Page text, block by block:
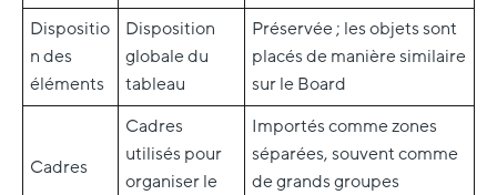
Dispositio
n des
éléments
Disposition
globale du
tableau
Préservée ; les objets sont
placés de manière similaire
sur le Board
Cadres
Cadres
utilisés pour
organiser le
Importés comme zones
séparées, souvent comme
de grands groupes